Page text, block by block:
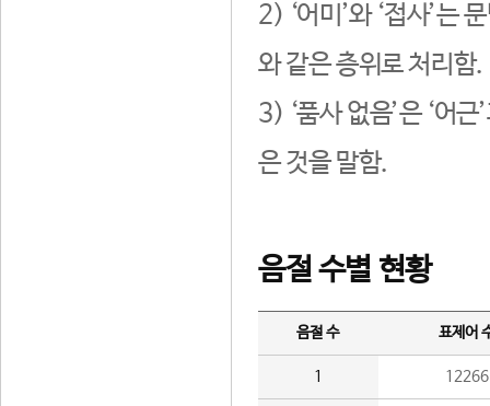
2) ‘어미’와 ‘접사’는
와 같은 층위로 처리함.
3) ‘품사 없음’은 ‘어
은 것을 말함.
음절 수별 현황
음절 수 표제어
1 12266